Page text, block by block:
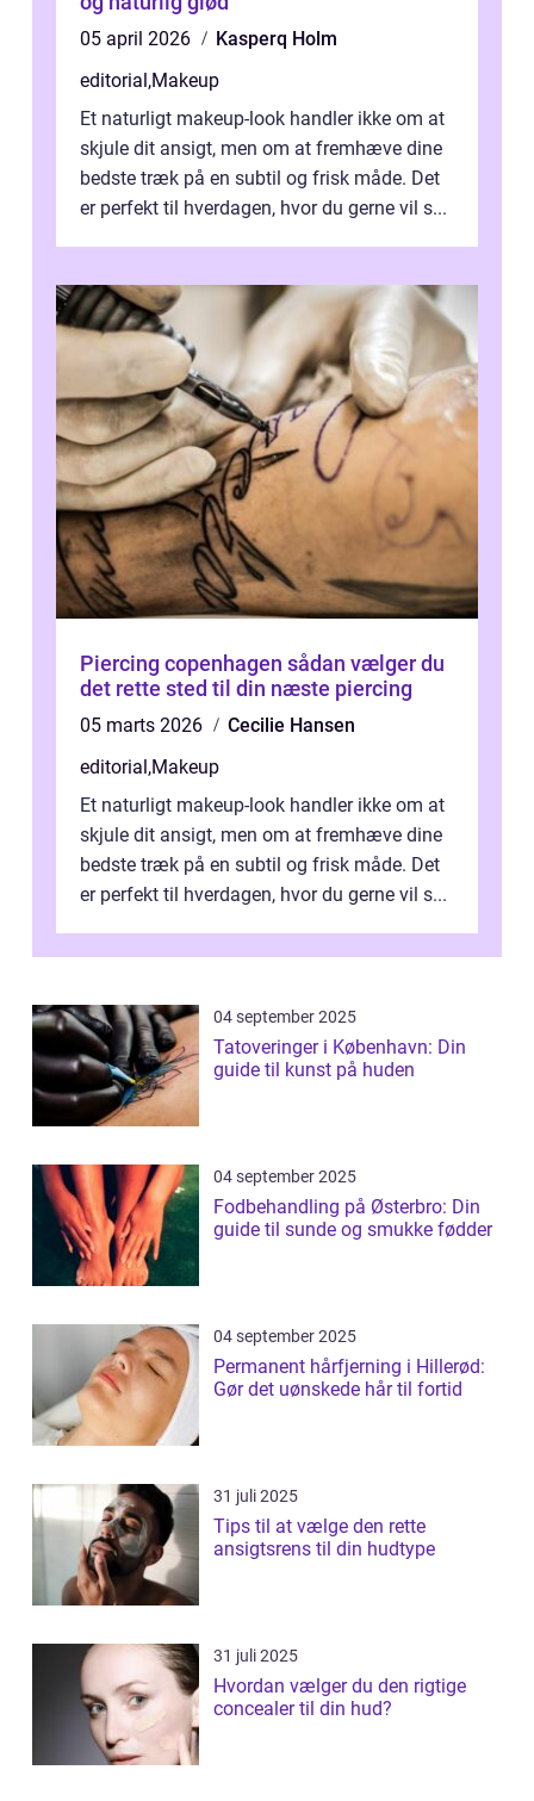
05 april 2026
Kasperq Holm
editorial,Makeup
Et naturligt makeup-look handler ikke om at
skjule dit ansigt, men om at fremhæve dine
bedste træk på en subtil og frisk måde. Det
er perfekt til hverdagen, hvor du gerne vil s...
Piercing copenhagen sådan vælger du
det rette sted til din næste piercing
05 marts 2026
Cecilie Hansen
editorial,Makeup
Et naturligt makeup-look handler ikke om at
skjule dit ansigt, men om at fremhæve dine
bedste træk på en subtil og frisk måde. Det
er perfekt til hverdagen, hvor du gerne vil s...
04 september 2025
Tatoveringer i København: Din
guide til kunst på huden
04 september 2025
Fodbehandling på Østerbro: Din
guide til sunde og smukke fødder
04 september 2025
Permanent hårfjerning i Hillerød:
Gør det uønskede hår til fortid
31 juli 2025
Tips til at vælge den rette
ansigtsrens til din hudtype
31 juli 2025
Hvordan vælger du den rigtige
concealer til din hud?